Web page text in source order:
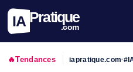
IA Pratique
.com
🔥Tendances iapratique.com•